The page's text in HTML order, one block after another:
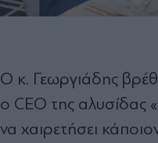
Ο κ. Γεωργιάδης
ο CEO της αλυσίδας
να χαιρετήσει